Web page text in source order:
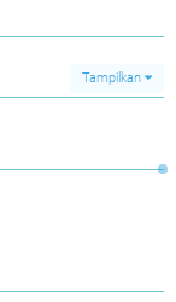
Tampilkan